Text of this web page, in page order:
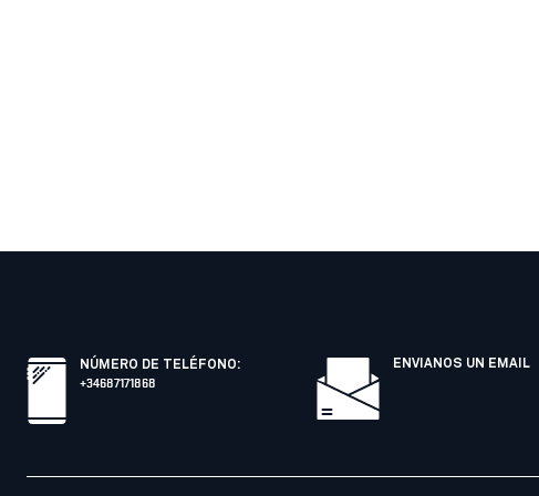
NÚMERO DE TELÉFONO:
+34687171868
ENVIANOS UN EMAIL